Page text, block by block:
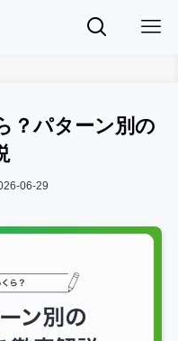
？パターン別の
06-29